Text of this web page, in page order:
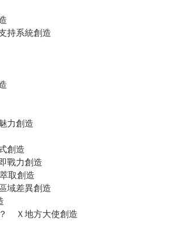
持系統創造
力創造
創造
戰力創造
取創造
域差異創造
Ｘ地方大使創造